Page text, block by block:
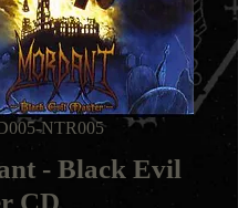
NTR005
- Black Evil
CD